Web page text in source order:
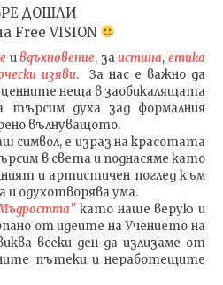
ДОШЛИ
Free VISION
ивдъхновение, заистина, етика
ески изяви. За нас е важно да
неща в заобикалящата
търсим духа зад формалния
вълнуващото.
символ, е израз на красотата
в света и поднасяме като
и артистичен поглед към
и одухотворява ума.
като наше верую и
от идеите на Учението на
всеки ден да излизаме от
пътеки и неработещите